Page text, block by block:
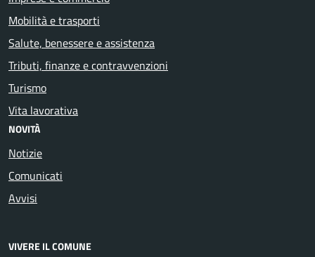
Mobilità e trasporti
Salute, benessere e assistenza
Tributi, finanze e contravvenzioni
Turismo
Vita lavorativa
NOVITÀ
Notizie
Comunicati
Avvisi
VIVERE IL COMUNE